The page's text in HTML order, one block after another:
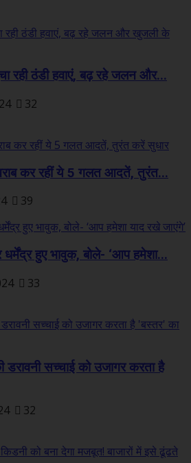
रही ठंडी हवाएं, बढ़ रहे जलन और...
32
कर रहीं ये 5 गलत आदतें, तुरंत...
39
धर्मेंद्र हुए भावुक, बोले- ‘आप हमेशा...
33
सच्चाई को उजागर करता है
32